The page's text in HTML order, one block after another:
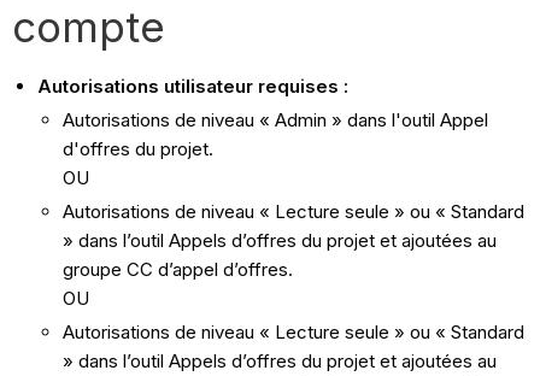
compte
Autorisations utilisateur requises :
Autorisations de niveau « Admin » dans l'outil Appel
d'offres du projet.
OU
Autorisations de niveau « Lecture seule » ou « Standard
» dans l’outil Appels d’offres du projet et ajoutées au
groupe CC d’appel d’offres.
OU
Autorisations de niveau « Lecture seule » ou « Standard
» dans l’outil Appels d’offres du projet et ajoutées au